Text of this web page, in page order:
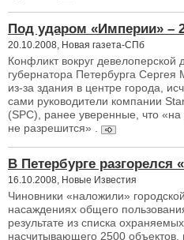
Под ударом «Империи» –
20.10.2008, Новая газета-СПб
Конфликт вокруг девелоперской
губернатора Петербурга Сергея
из-за здания в центре города,
сами руководители компании
(SPC), ранее уверенные, что
не разрешится» .
В Петербурге разгорелся
16.10.2008, Новые Известия
Чиновники «наложили»
насаждениях общего
результате из списка
насчитывающего 2500 объектов,